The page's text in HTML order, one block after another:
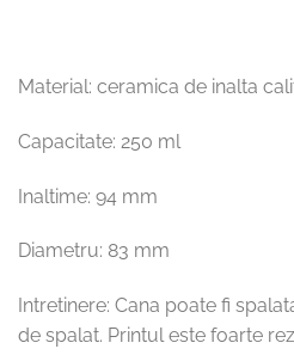
Material: ceramica de inalta
Capacitate: 250 ml
Inaltime: 94 mm
Diametru: 83 mm
Intretinere: Cana poate fi
de spalat. Printul este foarte